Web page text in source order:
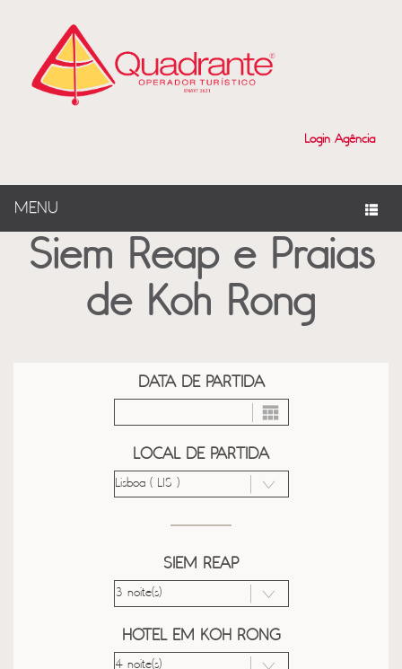
Login Agência
MENU
Siem Reap e Praias
de Koh Rong
DATA DE PARTIDA
LOCAL DE PARTIDA
SIEM REAP
HOTEL EM KOH RONG